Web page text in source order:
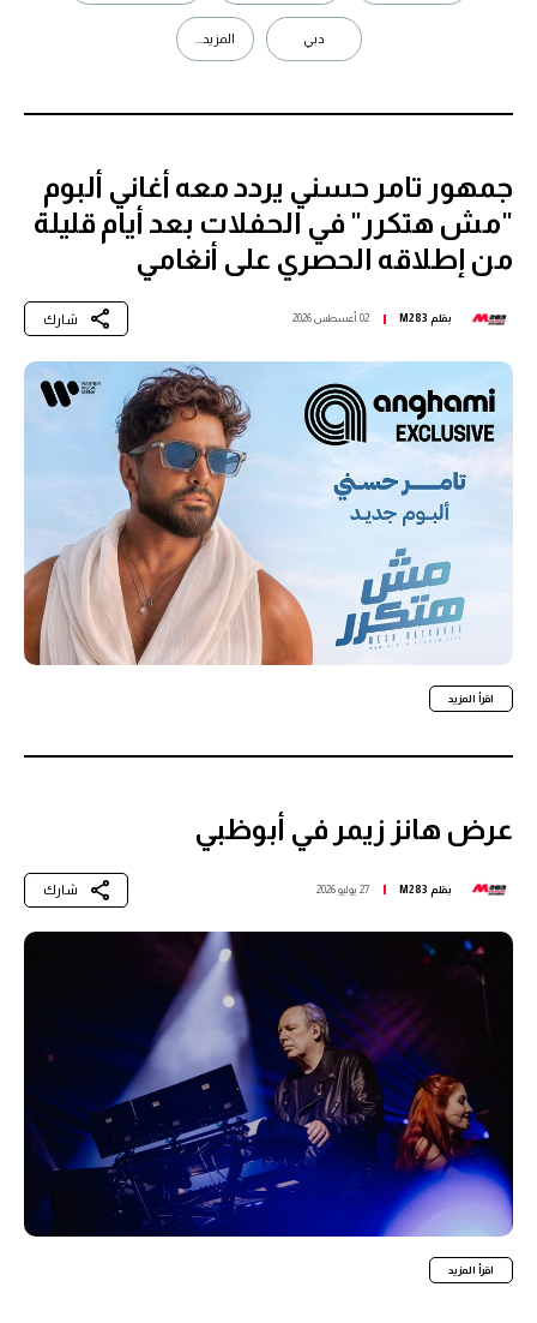
دبي المزيد...
جمهور تامر حسني يردد معه أغاني ألبوم
"مش هتكرر" في الحفلات بعد أيام قليلة
من إطلاقه الحصري على أنغامي
بقلم M283 02 أغسطس 2026 شارك
اقرأ المزيد
عرض هانز زيمر في أبوظبي
بقلم M283 27 يوليو 2026 شارك
اقرأ المزيد